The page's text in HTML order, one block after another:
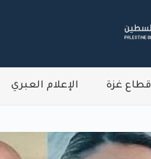
قطاع غزة الإعلام العبري